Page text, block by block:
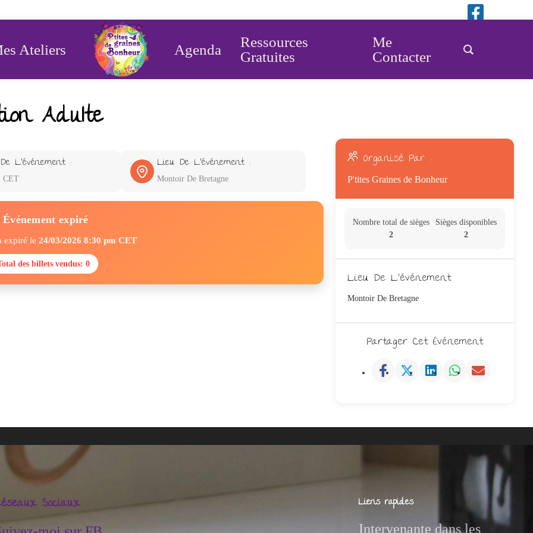
Ateliers Agenda
Ressources
Gratuites
Me
Contacter
Adulte
L'événement :
CET
Lieu De L'événement :
Montoir De Bretagne
Événement expiré
expiré le 24/03/2026 8:30 pm CET
des billets vendus: 0
Organisé Par :
P'tites Graines de Bonheur
Nombre total de sièges
2
Sièges disponibles
2
Lieu De L'événement
Montoir De Bretagne
Partager Cet Événement
Sociaux Liens rapides
Intervenante dans les